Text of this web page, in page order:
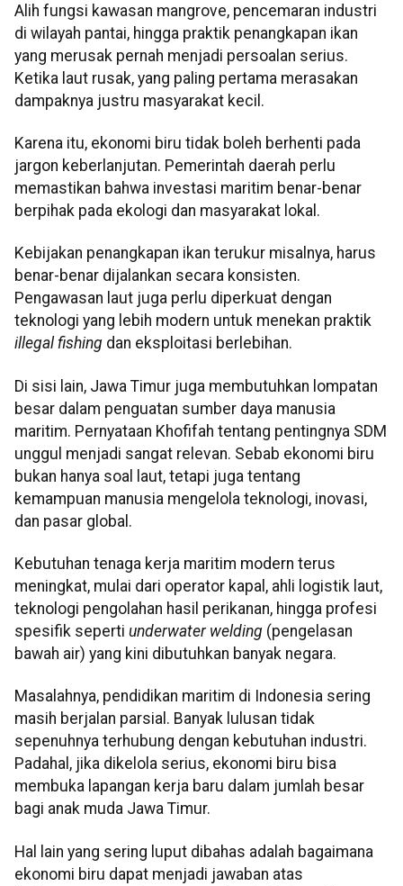
Alih fungsi kawasan mangrove, pencemaran industri
di wilayah pantai, hingga praktik penangkapan ikan
yang merusak pernah menjadi persoalan serius.
Ketika laut rusak, yang paling pertama merasakan
dampaknya justru masyarakat kecil.
Karena itu, ekonomi biru tidak boleh berhenti pada
jargon keberlanjutan. Pemerintah daerah perlu
memastikan bahwa investasi maritim benar-benar
berpihak pada ekologi dan masyarakat lokal.
Kebijakan penangkapan ikan terukur misalnya, harus
benar-benar dijalankan secara konsisten.
Pengawasan laut juga perlu diperkuat dengan
teknologi yang lebih modern untuk menekan praktik
illegal fishing dan eksploitasi berlebihan.
Di sisi lain, Jawa Timur juga membutuhkan lompatan
besar dalam penguatan sumber daya manusia
maritim. Pernyataan Khofifah tentang pentingnya SDM
unggul menjadi sangat relevan. Sebab ekonomi biru
bukan hanya soal laut, tetapi juga tentang
kemampuan manusia mengelola teknologi, inovasi,
dan pasar global.
Kebutuhan tenaga kerja maritim modern terus
meningkat, mulai dari operator kapal, ahli logistik laut,
teknologi pengolahan hasil perikanan, hingga profesi
spesifik seperti underwater welding (pengelasan
bawah air) yang kini dibutuhkan banyak negara.
Masalahnya, pendidikan maritim di Indonesia sering
masih berjalan parsial. Banyak lulusan tidak
sepenuhnya terhubung dengan kebutuhan industri.
Padahal, jika dikelola serius, ekonomi biru bisa
membuka lapangan kerja baru dalam jumlah besar
bagi anak muda Jawa Timur.
Hal lain yang sering luput dibahas adalah bagaimana
ekonomi biru dapat menjadi jawaban atas